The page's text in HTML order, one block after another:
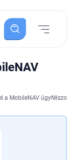
a MobileNAV